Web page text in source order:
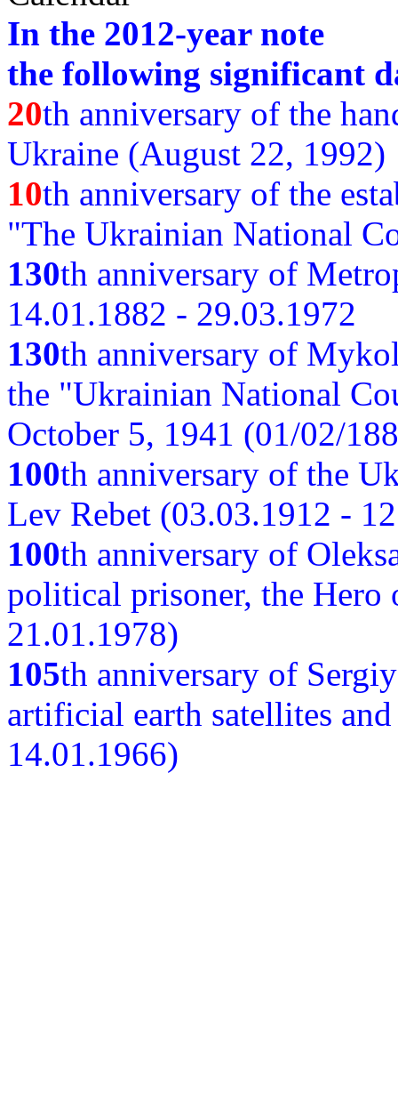
In the 2012-year note
the following significant
20th anniversary of the
Ukraine (August 22, 1992)
10th anniversary of the
"The Ukrainian National
130th anniversary of
14.01.1882 - 29.03.1972
130th anniversary of
the "Ukrainian National
October 5, 1941 (01/02/
100th anniversary of the
Lev Rebet (03.03.1912 -
100th anniversary of
political prisoner, the
21.01.1978)
105th anniversary of
artificial earth satellites
14.01.1966)